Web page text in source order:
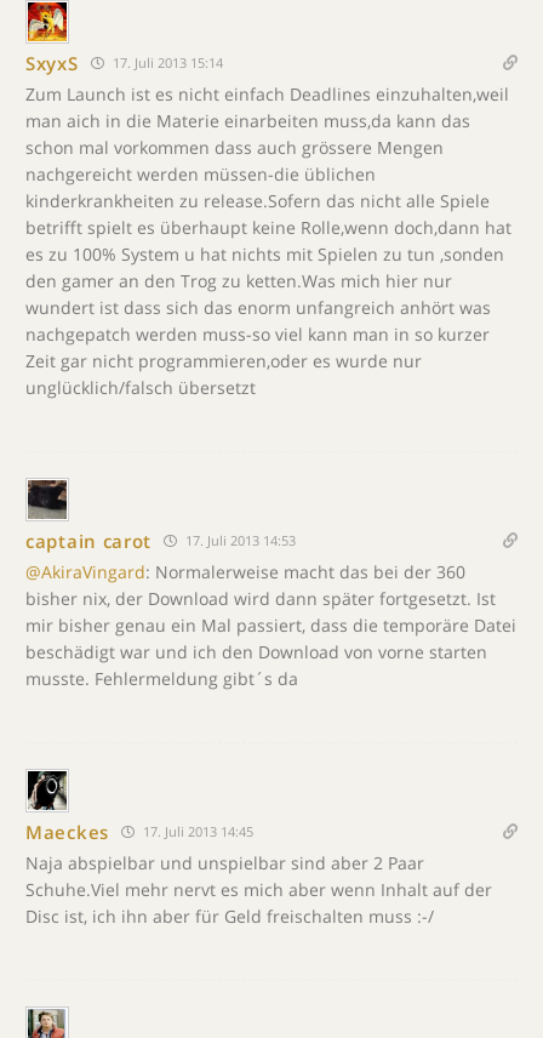
SxyxS 17. Juli 2013 15:14
Zum Launch ist es nicht einfach Deadlines einzuhalten,weil
man aich in die Materie einarbeiten muss,da kann das
schon mal vorkommen dass auch grössere Mengen
nachgereicht werden müssen-die üblichen
kinderkrankheiten zu release.Sofern das nicht alle Spiele
betrifft spielt es überhaupt keine Rolle,wenn doch,dann hat
es zu 100% System u hat nichts mit Spielen zu tun ,sonden
den gamer an den Trog zu ketten.Was mich hier nur
wundert ist dass sich das enorm unfangreich anhört was
nachgepatch werden muss-so viel kann man in so kurzer
Zeit gar nicht programmieren,oder es wurde nur
unglücklich/falsch übersetzt
captain carot 17. Juli 2013 14:53
@AkiraVingard: Normalerweise macht das bei der 360
bisher nix, der Download wird dann später fortgesetzt. Ist
mir bisher genau ein Mal passiert, dass die temporäre Datei
beschädigt war und ich den Download von vorne starten
musste. Fehlermeldung gibt´s da
Maeckes 17. Juli 2013 14:45
Naja abspielbar und unspielbar sind aber 2 Paar
Schuhe.Viel mehr nervt es mich aber wenn Inhalt auf der
Disc ist, ich ihn aber für Geld freischalten muss :-/